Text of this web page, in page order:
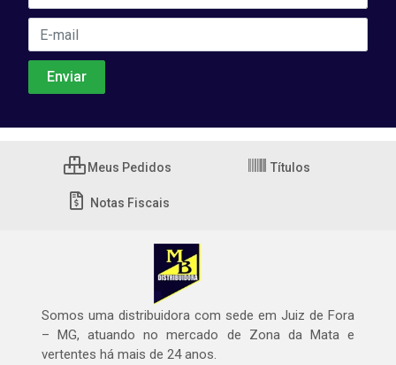
Meus Pedidos Títulos
Notas Fiscais
Somos uma distribuidora com sede em Juiz de Fora
– MG, atuando no mercado de Zona da Mata e
vertentes há mais de 24 anos.